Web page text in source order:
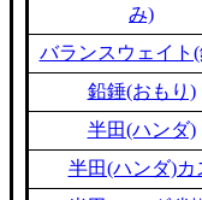
み)
バランスウェイト
鉛錘(おもり)
半田(ハンダ)
半田(ハンダ)カ